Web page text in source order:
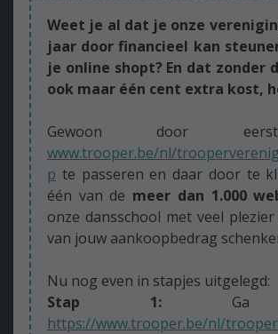
Weet je al dat je onze
jaar door financieel kan
je online shopt? En dat zonder
ook maar één cent extra kost,
Gewoon door
www.trooper.be/nl/
p te passeren en daar door te
één van de meer dan 1.000
onze dansschool met veel
van jouw aankoopbedrag
Nu nog even in stapjes uitgelegd:
Stap 1: Ga
https://www.trooper.be/nl/